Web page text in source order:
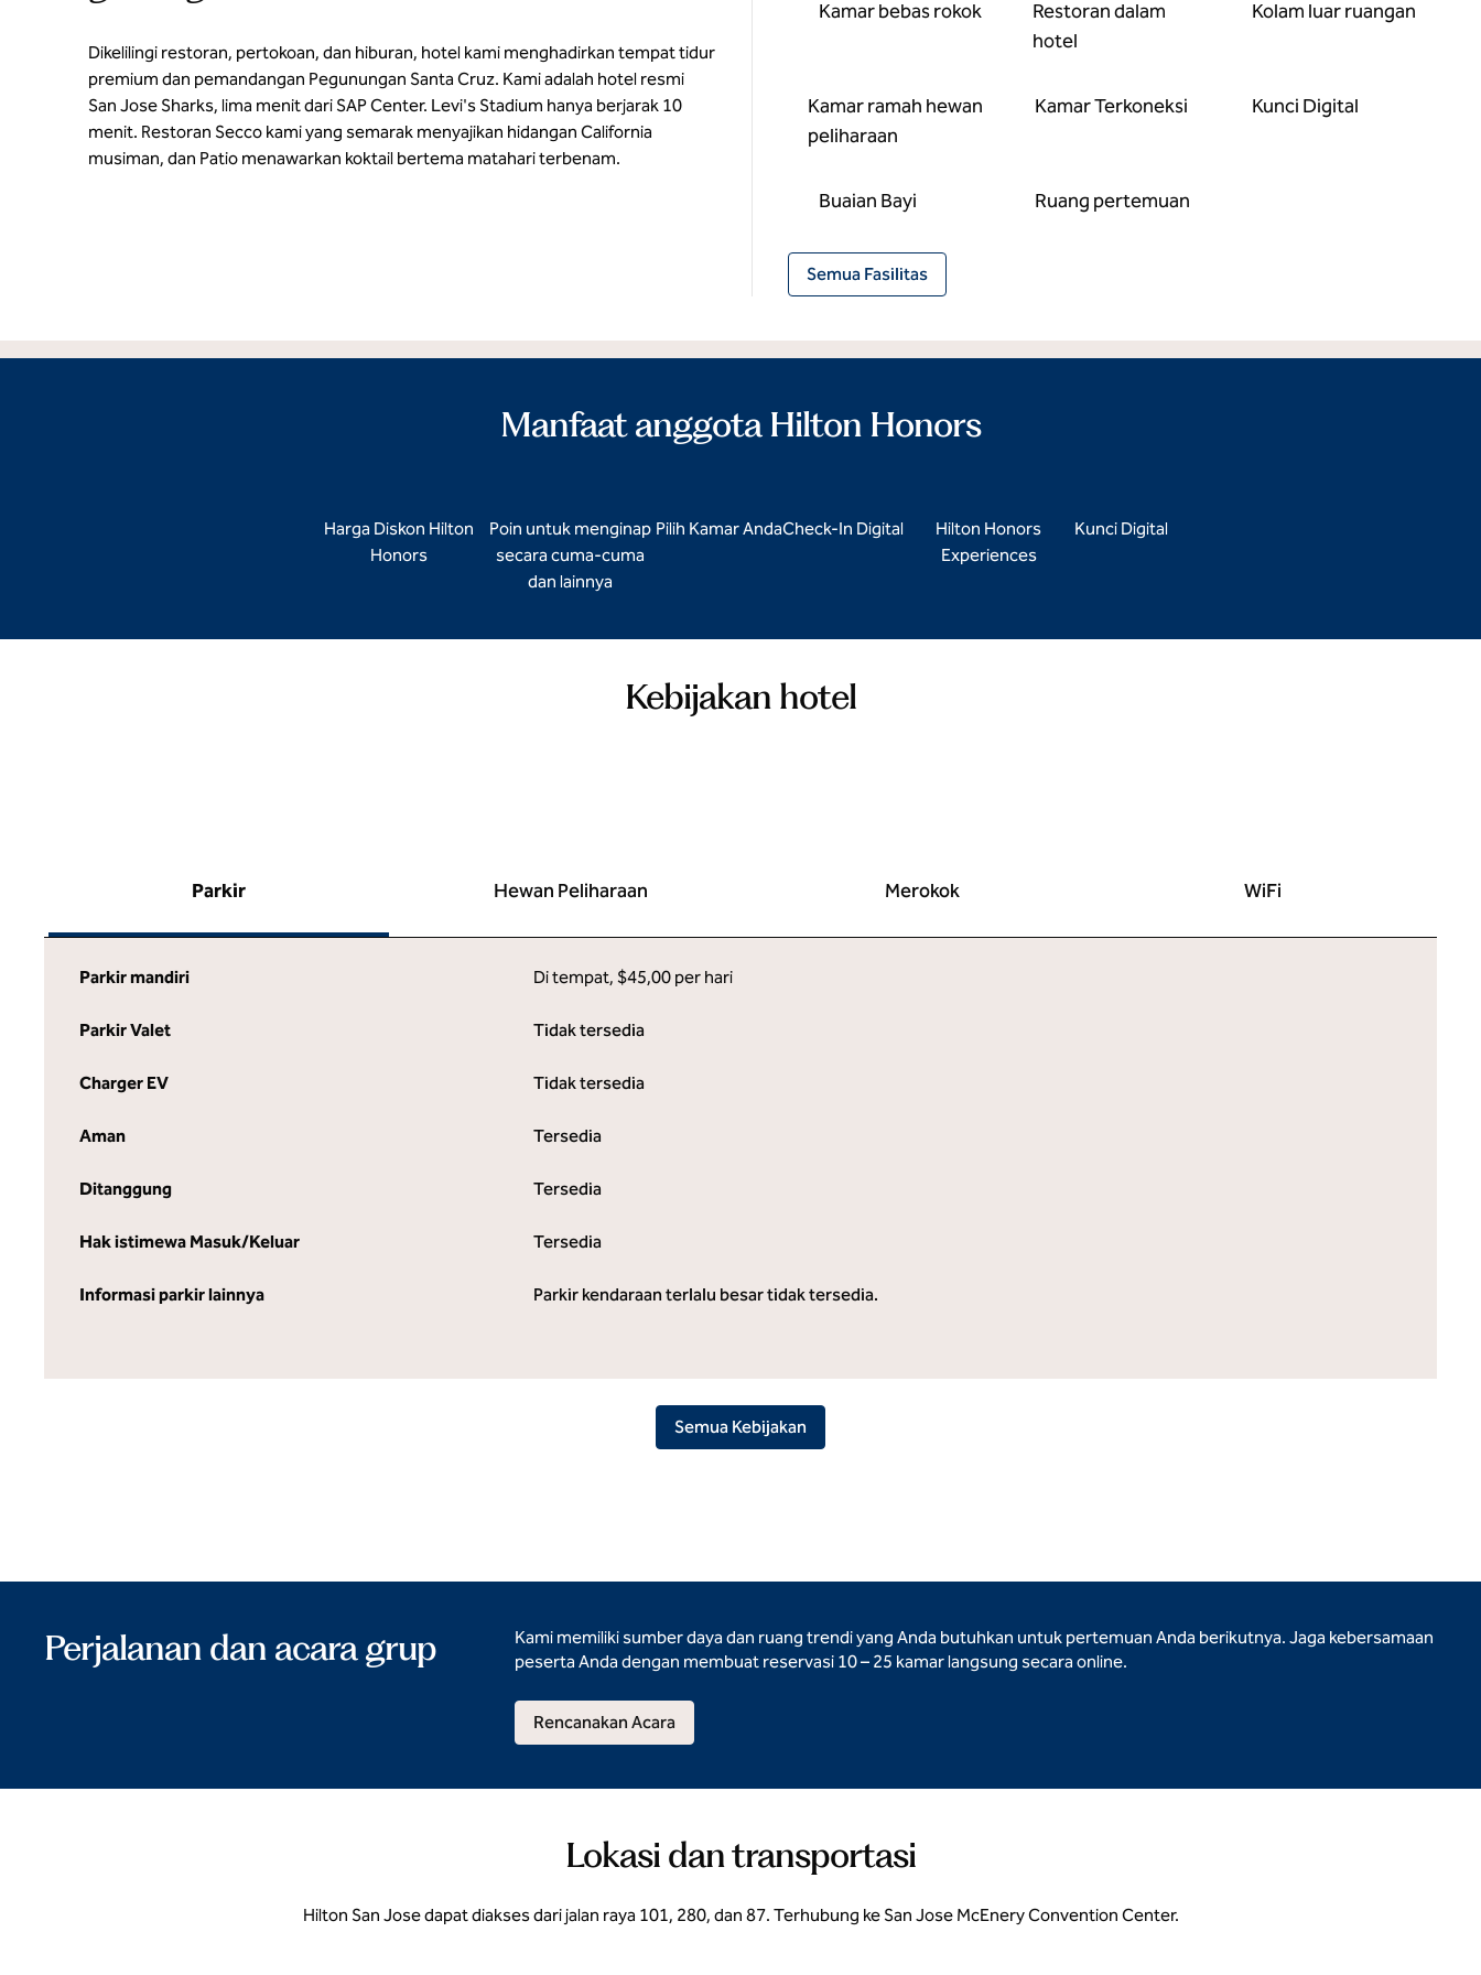
Dikelilingi restoran, pertokoan, dan hiburan, hotel kami menghadirkan tempat tidur
premium dan pemandangan Pegunungan Santa Cruz. Kami adalah hotel resmi
San Jose Sharks, lima menit dari SAP Center. Levi's Stadium hanya berjarak 10
menit. Restoran Secco kami yang semarak menyajikan hidangan California
musiman, dan Patio menawarkan koktail bertema matahari terbenam.
Kamar bebas rokok
Restoran dalam
hotel
Kolam luar ruangan
Kamar ramah hewan
peliharaan
Kamar Terkoneksi Kunci Digital
Buaian Bayi Ruang pertemuan
Semua Fasilitas
Manfaat anggota Hilton Honors
Harga Diskon Hilton
Honors
Poin untuk menginap
secara cuma-cuma
dan lainnya
Pilih Kamar AndaCheck-In Digital
Hilton Honors
Experiences
Kunci Digital
Kebijakan hotel
Parkir Hewan Peliharaan Merokok WiFi
Parkir mandiri Di tempat, $45,00 per hari
Parkir Valet Tidak tersedia
Charger EV Tidak tersedia
Aman Tersedia
Ditanggung Tersedia
Hak istimewa Masuk/Keluar Tersedia
Informasi parkir lainnya Parkir kendaraan terlalu besar tidak tersedia.
Semua Kebijakan
Perjalanan dan acara grup
Kami memiliki sumber daya dan ruang trendi yang Anda butuhkan untuk pertemuan Anda berikutnya. Jaga kebersamaan
peserta Anda dengan membuat reservasi 10 – 25 kamar langsung secara online.
Rencanakan Acara
Lokasi dan transportasi
Hilton San Jose dapat diakses dari jalan raya 101, 280, dan 87. Terhubung ke San Jose McEnery Convention Center.